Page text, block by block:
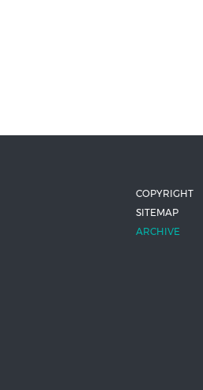
COPYRIGHT
SITEMAP
ARCHIVE